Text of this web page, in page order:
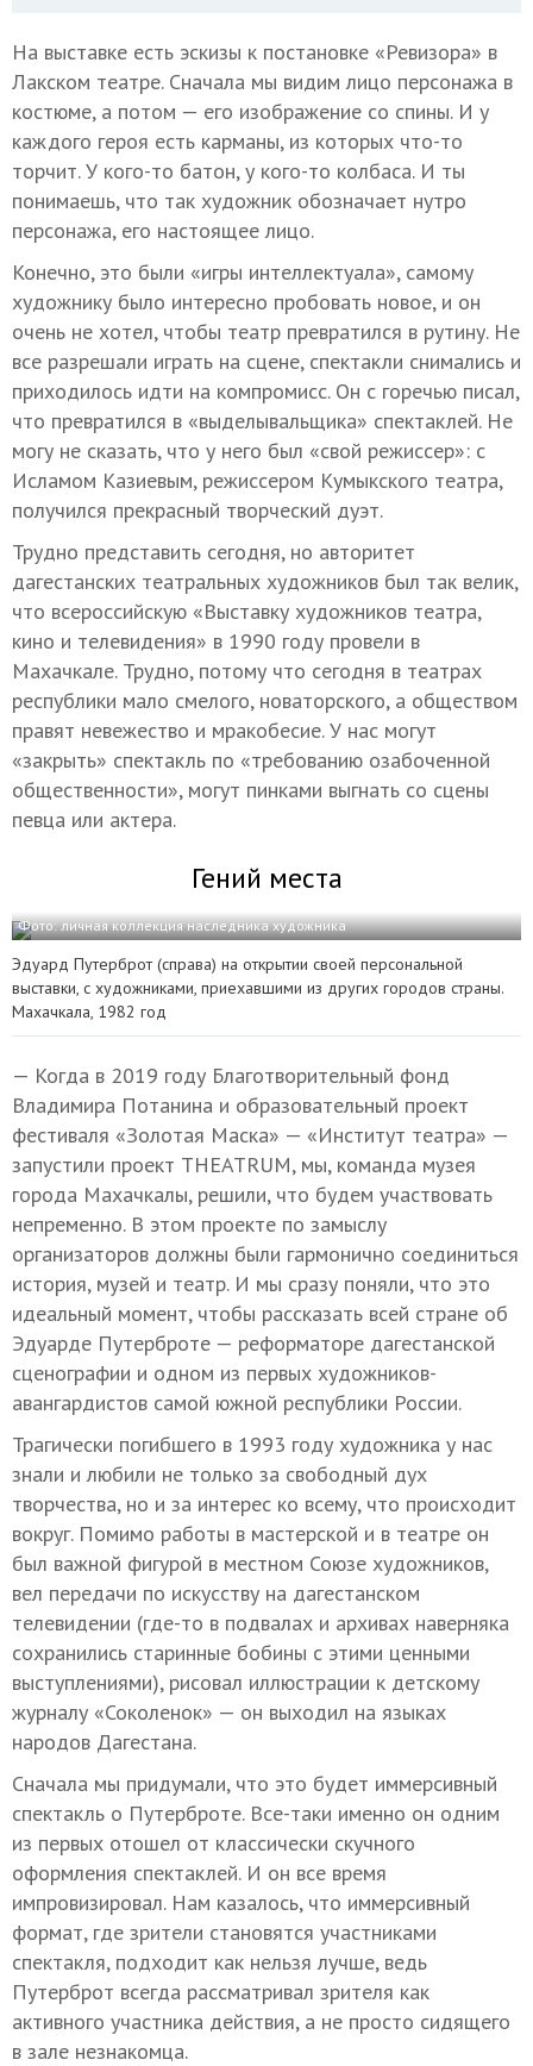
На выставке есть эскизы к постановке «Ревизора» в
Лакском театре. Сначала мы видим лицо персонажа в
костюме, а потом — его изображение со спины. И у
каждого героя есть карманы, из которых что-то
торчит. У кого-то батон, у кого-то колбаса. И ты
понимаешь, что так художник обозначает нутро
персонажа, его настоящее лицо.
Конечно, это были «игры интеллектуала», самому
художнику было интересно пробовать новое, и он
очень не хотел, чтобы театр превратился в рутину. Не
все разрешали играть на сцене, спектакли снимались и
приходилось идти на компромисс. Он с горечью писал,
что превратился в «выделывальщика» спектаклей. Не
могу не сказать, что у него был «свой режиссер»: с
Исламом Казиевым, режиссером Кумыкского театра,
получился прекрасный творческий дуэт.
Трудно представить сегодня, но авторитет
дагестанских театральных художников был так велик,
что всероссийскую «Выставку художников театра,
кино и телевидения» в 1990 году провели в
Махачкале. Трудно, потому что сегодня в театрах
республики мало смелого, новаторского, а обществом
правят невежество и мракобесие. У нас могут
«закрыть» спектакль по «требованию озабоченной
общественности», могут пинками выгнать со сцены
певца или актера.
Гений места
Фото: личная коллекция наследника художника
Эдуард Путерброт (справа) на открытии своей персональной
выставки, с художниками, приехавшими из других городов страны.
Махачкала, 1982 год
— Когда в 2019 году Благотворительный фонд
Владимира Потанина и образовательный проект
фестиваля «Золотая Маска» — «Институт театра» —
запустили проект THEATRUM, мы, команда музея
города Махачкалы, решили, что будем участвовать
непременно. В этом проекте по замыслу
организаторов должны были гармонично соединиться
история, музей и театр. И мы сразу поняли, что это
идеальный момент, чтобы рассказать всей стране об
Эдуарде Путерброте — реформаторе дагестанской
сценографии и одном из первых художников-
авангардистов самой южной республики России.
Трагически погибшего в 1993 году художника у нас
знали и любили не только за свободный дух
творчества, но и за интерес ко всему, что происходит
вокруг. Помимо работы в мастерской и в театре он
был важной фигурой в местном Союзе художников,
вел передачи по искусству на дагестанском
телевидении (где-то в подвалах и архивах наверняка
сохранились старинные бобины с этими ценными
выступлениями), рисовал иллюстрации к детскому
журналу «Соколенок» — он выходил на языках
народов Дагестана.
Сначала мы придумали, что это будет иммерсивный
спектакль о Путерброте. Все-таки именно он одним
из первых отошел от классически скучного
оформления спектаклей. И он все время
импровизировал. Нам казалось, что иммерсивный
формат, где зрители становятся участниками
спектакля, подходит как нельзя лучше, ведь
Путерброт всегда рассматривал зрителя как
активного участника действия, а не просто сидящего
в зале незнакомца.